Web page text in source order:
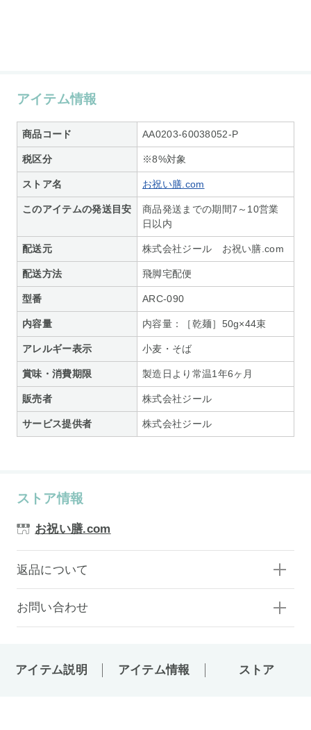
アイテム情報
商品コード AA0203-60038052-P
税区分 ※8%対象
ストア名 お祝い膳.com
このアイテムの発送目安
商品発送までの期間7～10営業
日以内
配送元 株式会社ジール お祝い膳.com
配送方法 飛脚宅配便
型番 ARC-090
内容量 内容量：［乾麺］50g×44束
アレルギー表示 小麦・そば
賞味・消費期限 製造日より常温1年6ヶ月
販売者 株式会社ジール
サービス提供者 株式会社ジール
ストア情報
お祝い膳.com
返品について
お問い合わせ
アイテム説明 アイテム情報 ストア